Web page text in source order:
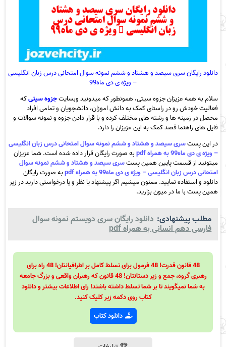
دانلود رایگان سری سیصد و هشتاد و ششم نمونه سوال امتحانی درس زبان انگلیسی
– ویژه ی دی ماه99
سلام به همه عزیزان جزوه سیتی، همونطور که میدونید وبسایتجزوه سیتیکه
فعالیت خودش رو در راستای کمک به دانش اموزان، دانشجویان و تمامی افراد
محصل در زمینه ها و رشته های مختلف کرده و با قرار دادن جزوه و نمونه سوالات و
فایل های راهنما قصد کمک به این عزیزان را دارد.
در این پستسری سیصد و هشتاد و ششم نمونه سوال امتحانی درس زبان انگلیسی
– ویژه ی دی ماه99 به همراه pdf
به صورت رایگان قرار داده شده است. شما عزیزان
میتونید از قسمت پایین همین پستسری سیصد و هشتاد و ششم نمونه سوال
امتحانی درس زبان انگلیسی – ویژه ی دی ماه99 به همراه pdf
به صورت رایگان
دانلود و استفاده نمایید. ممنون میشیم اگر پیشنهاد یا نظر و یا درخواستی دارید در زیر
همین پست با ما در میون بزارید.
مطلب پیشنهادی: دانلود رایگان سری دویستم نمونه سوال
فارسی دهم انسانی به همراه pdf
48 قانون قدرت! 48 فرمول برای تسلط کامل بر اطرافیانتان! 48 راه برای
رهبری گروه، جمع و زیر دستانتان! 48 قانون که رهبران واقعی و بزرگ جامعه
به شما نمیگویند تا بر شما تسلط داشته باشند! رای اطلاعات بیشتر و دانلود
کتاب روی دکمه زیر کلیک کنید.
دانلود کتاب